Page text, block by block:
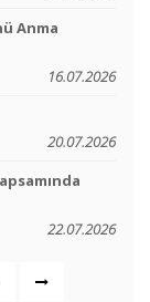
Anma
16.07.2026
20.07.2026
22.07.2026